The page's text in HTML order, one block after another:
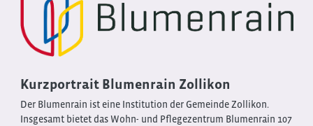
Kurzportrait Blumenrain Zollikon
Der Blumenrain ist eine Institution der Gemeinde Zollikon.
Insgesamt bietet das Wohn- und Pflegezentrum Blumenrain 107